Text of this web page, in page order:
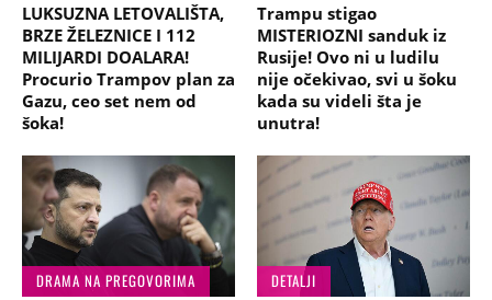
LUKSUZNA LETOVALIŠTA,
BRZE ŽELEZNICE I 112
MILIJARDI DOALARA!
Procurio Trampov plan za
Gazu, ceo set nem od
šoka!
Trampu stigao
MISTERIOZNI sanduk iz
Rusije! Ovo ni u ludilu
nije očekivao, svi u šoku
kada su videli šta je
unutra!
DRAMA NA PREGOVORIMA
DETALJI